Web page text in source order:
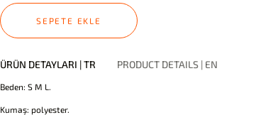
SEPETE EKLE
ÜRÜN DETAYLARI | TR PRODUCT DETAILS | EN
Beden: S M L.
Kumaş: polyester.